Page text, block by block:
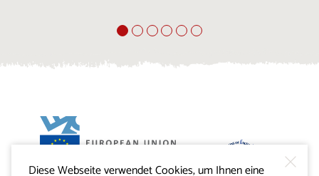
Diese Webseite verwendet Cookies, um Ihnen eine